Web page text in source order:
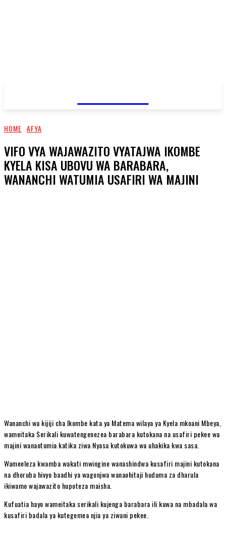
HOME AFYA
VIFO VYA WAJAWAZITO VYATAJWA IKOMBE
KYELA KISA UBOVU WA BARABARA,
WANANCHI WATUMIA USAFIRI WA MAJINI
Wananchi wa kijiji cha Ikombe kata ya Matema wilaya ya Kyela mkoani Mbeya,
wameitaka Serikali kuwatengenezea barabara kutokana na usafiri pekee wa
majini wanaotumia katika ziwa Nyasa kutokuwa wa uhakika kwa sasa.
Wameeleza kwamba wakati mwingine wanashindwa kusafiri majini kutokana
na dhoruba hivyo baadhi ya wagonjwa wanaohitaji huduma za dharula
ikiwamo wajawazito hupoteza maisha.
Kufuatia hayo wameitaka serikali kujenga barabara ili kuwa na mbadala wa
kusafiri badala ya kutegemea njia ya ziwani pekee.